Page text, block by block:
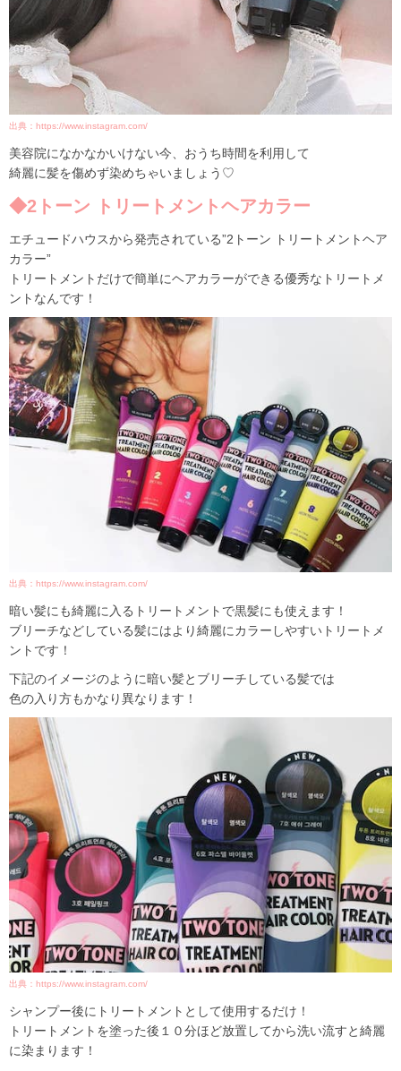
出典：https://www.instagram.com/
美容院になかなかいけない今、おうち時間を利用して
綺麗に髪を傷めず染めちゃいましょう♡
◆2トーン トリートメントヘアカラー
エチュードハウスから発売されている”2トーン トリートメントヘア
カラー”
トリートメントだけで簡単にヘアカラーができる優秀なトリートメ
ントなんです！
出典：https://www.instagram.com/
暗い髪にも綺麗に入るトリートメントで黒髪にも使えます！
ブリーチなどしている髪にはより綺麗にカラーしやすいトリートメ
ントです！
下記のイメージのように暗い髪とブリーチしている髪では
色の入り方もかなり異なります！
出典：https://www.instagram.com/
シャンプー後にトリートメントとして使用するだけ！
トリートメントを塗った後１０分ほど放置してから洗い流すと綺麗
に染まります！